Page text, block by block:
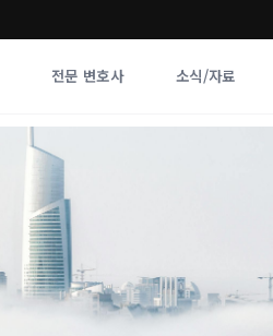
전문 변호사 소식/자료